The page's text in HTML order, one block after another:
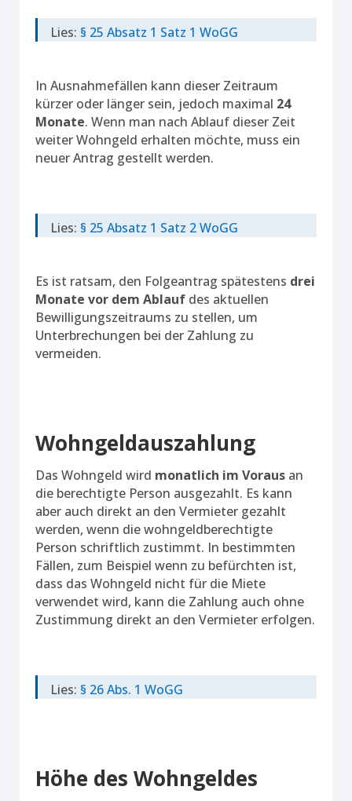
Lies: § 25 Absatz 1 Satz 1 WoGG
In Ausnahmefällen kann dieser Zeitraum
kürzer oder länger sein, jedoch maximal 24
Monate. Wenn man nach Ablauf dieser Zeit
weiter Wohngeld erhalten möchte, muss ein
neuer Antrag gestellt werden.
Lies: § 25 Absatz 1 Satz 2 WoGG
Es ist ratsam, den Folgeantrag spätestens drei
Monate vor dem Ablauf des aktuellen
Bewilligungszeitraums zu stellen, um
Unterbrechungen bei der Zahlung zu
vermeiden.
Wohngeldauszahlung
Das Wohngeld wird monatlich im Voraus an
die berechtigte Person ausgezahlt. Es kann
aber auch direkt an den Vermieter gezahlt
werden, wenn die wohngeldberechtigte
Person schriftlich zustimmt. In bestimmten
Fällen, zum Beispiel wenn zu befürchten ist,
dass das Wohngeld nicht für die Miete
verwendet wird, kann die Zahlung auch ohne
Zustimmung direkt an den Vermieter erfolgen.
Lies: § 26 Abs. 1 WoGG
Höhe des Wohngeldes